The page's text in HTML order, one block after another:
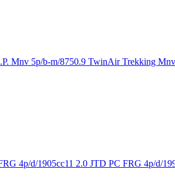
Mnv 5p/b-m/8750.9 TwinAir Trekking
4p/d/1905cc11 2.0 JTD PC FRG 4p/d/